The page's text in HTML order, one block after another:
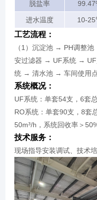
脱盐率
进水温度 10-
工艺流程：
（1）沉淀池 → PH调整
安过滤器 → UF系统 →
统 → 清水池 → 车间使用
系统概况：
UF系统：单套54支，6套
RO系统：单套90支，8套
50m³/h，系统回收率＞
技术服务：
现场指导安装调试、技术培